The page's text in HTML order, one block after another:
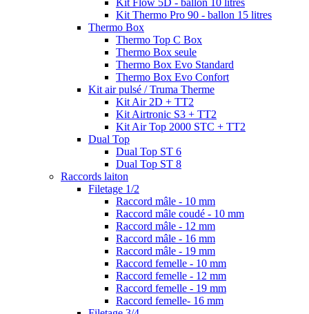
Kit Flow 5D - ballon 10 litres
Kit Thermo Pro 90 - ballon 15 litres
Thermo Box
Thermo Top C Box
Thermo Box seule
Thermo Box Evo Standard
Thermo Box Evo Confort
Kit air pulsé / Truma Therme
Kit Air 2D + TT2
Kit Airtronic S3 + TT2
Kit Air Top 2000 STC + TT2
Dual Top
Dual Top ST 6
Dual Top ST 8
Raccords laiton
Filetage 1/2
Raccord mâle - 10 mm
Raccord mâle coudé - 10 mm
Raccord mâle - 12 mm
Raccord mâle - 16 mm
Raccord mâle - 19 mm
Raccord femelle - 10 mm
Raccord femelle - 12 mm
Raccord femelle - 19 mm
Raccord femelle- 16 mm